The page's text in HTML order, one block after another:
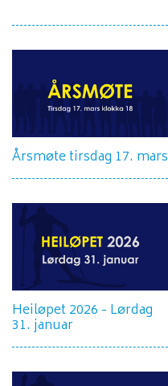
Årsmøte tirsdag 17. mars
Heiløpet 2026 - Lørdag
31. januar